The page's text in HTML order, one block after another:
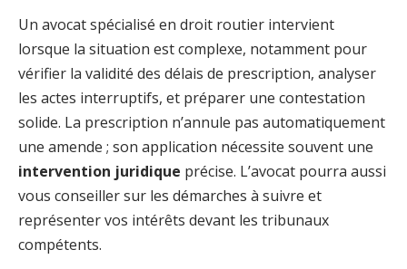
Un avocat spécialisé en droit routier intervient
lorsque la situation est complexe, notamment pour
vérifier la validité des délais de prescription, analyser
les actes interruptifs, et préparer une contestation
solide. La prescription n’annule pas automatiquement
une amende ; son application nécessite souvent une
intervention juridique précise. L’avocat pourra aussi
vous conseiller sur les démarches à suivre et
représenter vos intérêts devant les tribunaux
compétents.